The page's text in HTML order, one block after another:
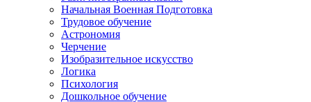
Начальная Военная Подготовка
Трудовое обучение
Астрономия
Черчение
Изобразительное искусство
Логика
Психология
Дошкольное обучение